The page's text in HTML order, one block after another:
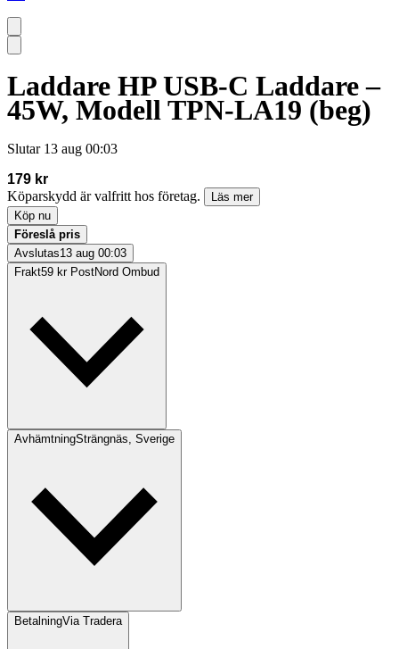
Laddare HP USB-C Laddare –
45W, Modell TPN-LA19 (beg)
Slutar 13 aug 00:03
179 kr
Köparskydd är valfritt hos företag.
Läs mer
Köp nu
Föreslå pris
Avslutas13 aug 00:03
Frakt59 kr PostNord Ombud
AvhämtningSträngnäs, Sverige
BetalningVia Tradera